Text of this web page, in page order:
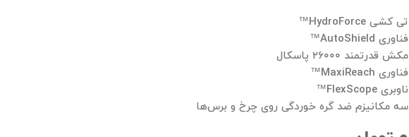
تی کشی HydroForce™
فناوری AutoShield™
مکش قدرتمند ۲۶۰۰۰ پاسکال
فناوری MaxiReach™
ناوبری FlexScope™
سه مکانیزم ضد گره خوردگی روی چرخ و برس‌ها